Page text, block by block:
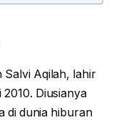
Salvi Aqilah, lahir
Diusianya
di dunia hiburan